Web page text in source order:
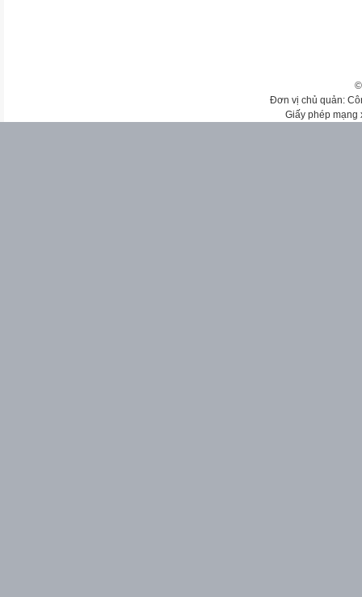
Đơn vị chủ quản:
Giấy phép mạng